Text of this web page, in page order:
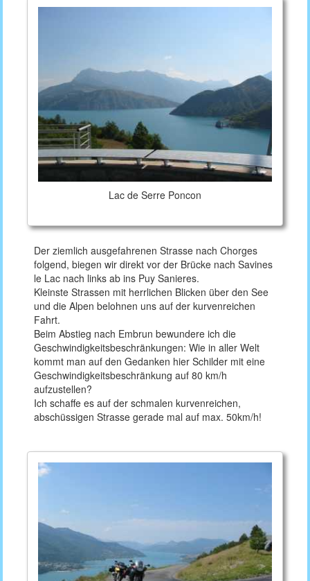
Lac de Serre Poncon
Der ziemlich ausgefahrenen Strasse nach Chorges
folgend, biegen wir direkt vor der Brücke nach Savines
le Lac nach links ab ins Puy Sanieres.
Kleinste Strassen mit herrlichen Blicken über den See
und die Alpen belohnen uns auf der kurvenreichen
Fahrt.
Beim Abstieg nach Embrun bewundere ich die
Geschwindigkeitsbeschränkungen: Wie in aller Welt
kommt man auf den Gedanken hier Schilder mit eine
Geschwindigkeitsbeschränkung auf 80 km/h
aufzustellen?
Ich schaffe es auf der schmalen kurvenreichen,
abschüssigen Strasse gerade mal auf max. 50km/h!